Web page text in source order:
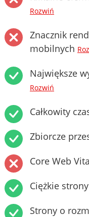
Rozwiń
Znacznik
mobilnych
Największe
Rozwiń
Całkowity
Zbiorcze
Core Web
Ciężkie strony
Strony o